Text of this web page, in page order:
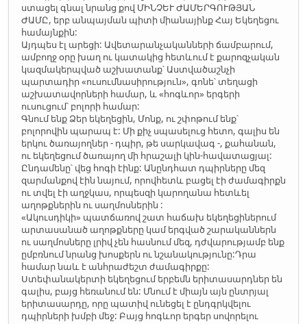
ստացել գնալ նրանց քով ՄԻՆՉԵՒ ԺԱՄԵՐԳՈՒԹՅԱՆ
ԺԱՄԸ, երբ անպայման պիտի միանայինք Հայ Եկեղեցու
համայնքին:
Այդպես էլ արեցի: Ավետարանչականների ճամբարում,
ամբողջ օրը խաղ ու կատակից հետևում է քարոզչական
կազմակերպված աշխատանք՝ Աստվածաշնչի
պարտադիր «ուսումնասիրություն», գոնե՝ տեղացի
աշխատավորների համար, և «հոգևոր» երգերի
ուսուցում՝ բոլորի համար:
Գնում ենք Ձեր եկեղեցին, Մոնք, ու շփոթում ենք՝
բոլորովին պարապ է: Մի քիչ սպասելուց հետո, գալիս են
երկու ծառայողներ - դպիր, թե սարկավագ -, քահանան,
ու եկեղեցում ծառայող մի հրաշալի կին-հավատացյալ:
Ընդամենը՝ վեց հոգի էինք: Անընդհատ դպիրները մեզ
զարմանքով էին նայում, որովհետև բացել էի ժամագիրքն
ու տվել էի աղջկաս, որպեսզի կարողանա հետևել
աղոթքներին ու սաղմոսներին :
«Ակուսդիկի» պատճառով շատ հաճախ եկեղեցիներում
արտասանած աղոթքները կամ երգված շարականներն
ու սաղմոսները լրիվ չեն հասնում մեզ, դժվարությամբ ենք
ըմբռնում նրանց խոսքերն ու նշանակությունը:Դրա
համար նաև է անհրաժեշտ ժամագիրքը:
Ստեփանակերտի եկեղեցում երբեմն երիտասարդներ են
գալիս, բայց հեռանում են: Մնում է միայն այն ընտրյալ
երիտասարդը, որը պատիվ ունեցել է ընդգրկվելու
դպիրների խմբի մեջ: Բայց հոգևոր երգեր սովորելու